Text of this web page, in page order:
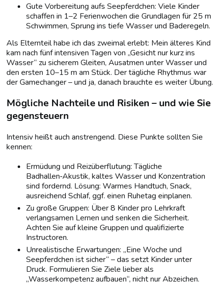
Gute Vorbereitung aufs Seepferdchen: Viele Kinder
schaffen in 1–2 Ferienwochen die Grundlagen für 25 m
Schwimmen, Sprung ins tiefe Wasser und Baderegeln.
Als Elternteil habe ich das zweimal erlebt: Mein älteres Kind
kam nach fünf intensiven Tagen von „Gesicht nur kurz ins
Wasser“ zu sicherem Gleiten, Ausatmen unter Wasser und
den ersten 10–15 m am Stück. Der tägliche Rhythmus war
der Gamechanger – und ja, danach brauchte es weiter Übung.
Mögliche Nachteile und Risiken – und wie Sie
gegensteuern
Intensiv heißt auch anstrengend. Diese Punkte sollten Sie
kennen:
Ermüdung und Reizüberflutung: Tägliche
Badhallen‑Akustik, kaltes Wasser und Konzentration
sind fordernd. Lösung: Warmes Handtuch, Snack,
ausreichend Schlaf, ggf. einen Ruhetag einplanen.
Zu große Gruppen: Über 8 Kinder pro Lehrkraft
verlangsamen Lernen und senken die Sicherheit.
Achten Sie auf kleine Gruppen und qualifizierte
Instructoren.
Unrealistische Erwartungen: „Eine Woche und
Seepferdchen ist sicher“ – das setzt Kinder unter
Druck. Formulieren Sie Ziele lieber als
„Wasserkompetenz aufbauen“, nicht nur Abzeichen.